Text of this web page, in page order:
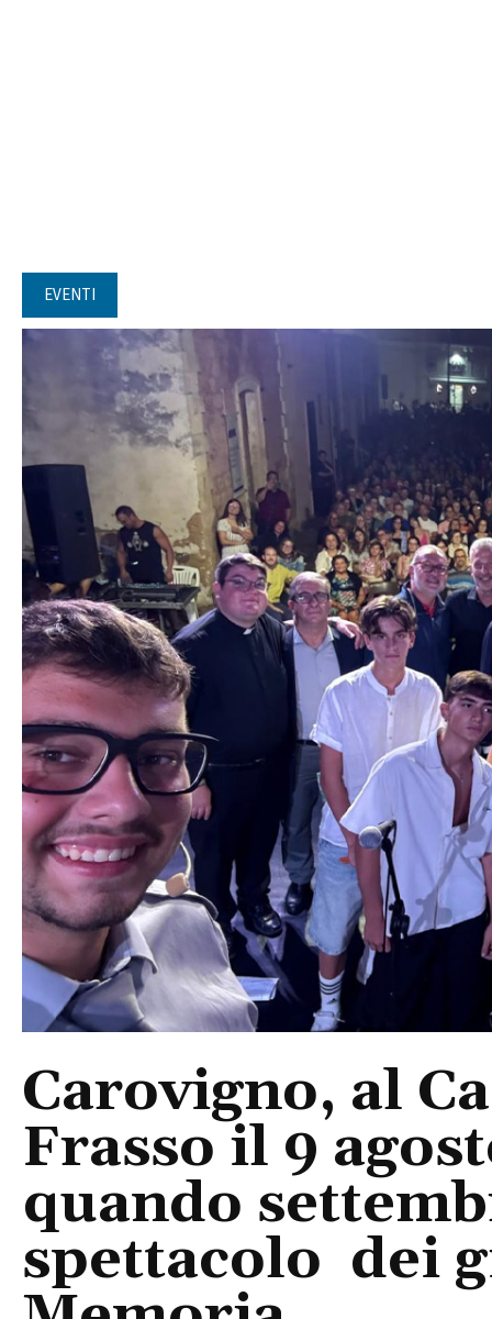
EVENTI
Carovigno, al
Frasso il 9
quando
spettacolo dei